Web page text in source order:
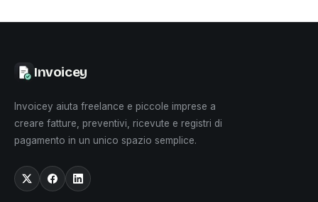
Invoicey
Invoicey aiuta freelance e piccole imprese a
creare fatture, preventivi, ricevute e registri di
pagamento in un unico spazio semplice.